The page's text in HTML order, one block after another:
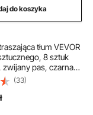
do koszyka
tłum VEVOR
8 sztuk
zwijany pas, czarna, z
do lotnisk i hal
(33)